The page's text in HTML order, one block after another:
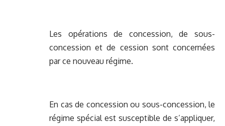
Les opérations de concession, de sous-
concession et de cession sont concernées
par ce nouveau régime.
En cas de concession ou sous-concession, le
régime spécial est susceptible de s’appliquer,